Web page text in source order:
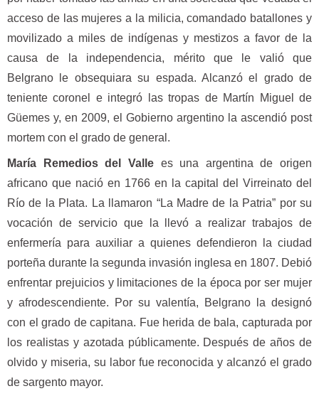
acceso de las mujeres a la milicia, comandado batallones y
movilizado a miles de indígenas y mestizos a favor de la
causa de la independencia, mérito que le valió que
Belgrano le obsequiara su espada. Alcanzó el grado de
teniente coronel e integró las tropas de Martín Miguel de
Güemes y, en 2009, el Gobierno argentino la ascendió post
mortem con el grado de general.
María Remedios del Vallees una argentina de origen
africano que nació en 1766 en la capital del Virreinato del
Río de la Plata. La llamaron “La Madre de la Patria” ​por su
vocación de servicio que la llevó a realizar trabajos de
enfermería para auxiliar a quienes defendieron la ciudad
porteña durante la segunda invasión inglesa en 1807. Debió
enfrentar prejuicios y limitaciones de la época por ser mujer
y afrodescendiente. Por su valentía, Belgrano la designó
con el grado de capitana. Fue herida de bala, capturada por
los realistas y azotada públicamente. Después de años de
olvido y miseria, su labor fue reconocida y alcanzó el grado
de sargento mayor.